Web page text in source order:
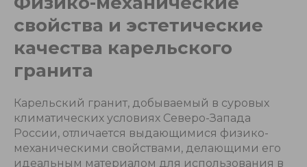
свойства и эстетические
качества карельского
гранита
Карельский гранит, добываемый в суровых
климатических условиях Северо-Запада
России, отличается выдающимися физико-
механическими свойствами, делающими его
идеальным материалом для использования в